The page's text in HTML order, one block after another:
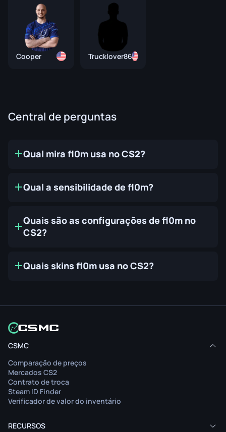
Cooper Trucklover86
Central de perguntas
Qual mira fl0m usa no CS2?
Qual a sensibilidade de fl0m?
Quais são as configurações de fl0m no
CS2?
Quais skins fl0m usa no CS2?
CSMC
Comparação de preços
Mercados CS2
Contrato de troca
Steam ID Finder
Verificador de valor do inventário
RECURSOS